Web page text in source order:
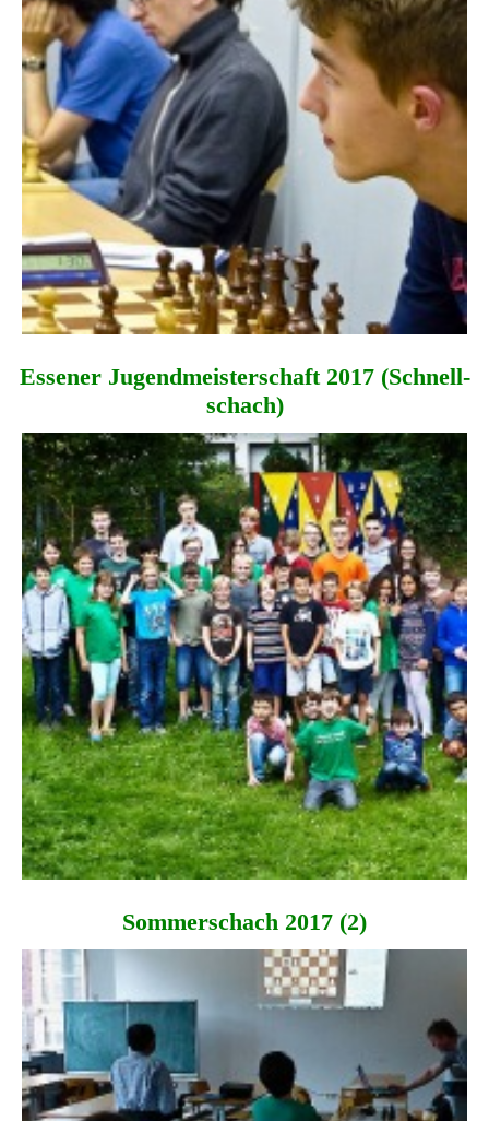
Essener Jugend­meisterschaft 2017 (Schnell­
schach)
Sommerschach 2017 (2)